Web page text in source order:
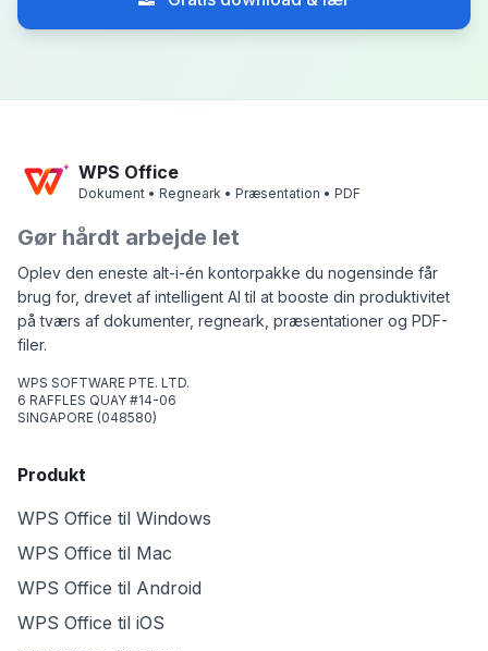
WPS Office
Dokument • Regneark • Præsentation • PDF
Gør hårdt arbejde let
Oplev den eneste alt-i-én kontorpakke du nogensinde får
brug for, drevet af intelligent AI til at booste din produktivitet
på tværs af dokumenter, regneark, præsentationer og PDF-
filer.
WPS SOFTWARE PTE. LTD.
6 RAFFLES QUAY #14-06
SINGAPORE (048580)
Produkt
WPS Office til Windows
WPS Office til Mac
WPS Office til Android
WPS Office til iOS